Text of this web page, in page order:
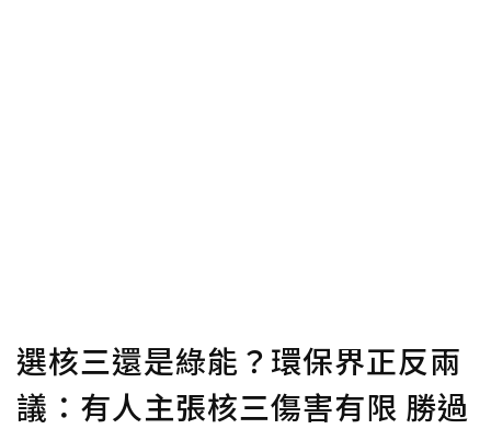
選核三還是綠能？環保界正反兩
議：有人主張核三傷害有限 勝過